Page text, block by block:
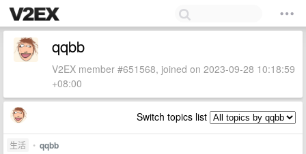
qqbb
V2EX member #651568, joined on 2023-09-28 10:18:59
+08:00
Switch topics list
生活 • qqbb